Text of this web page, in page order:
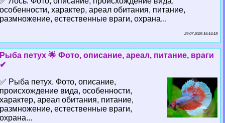
особенности, хаpaктер, ареал обитания, питание,
размножение, естественные враги, охрана...
29 07 2026 16:14:18
Рыба пeтyx 🌟 Фото, описание, ареал, питание, враги
✔
✅ Рыба пeтyx. Фото, описание,
происхождение вида, особенности,
хаpaктер, ареал обитания, питание,
размножение, естественные враги,
охрана...